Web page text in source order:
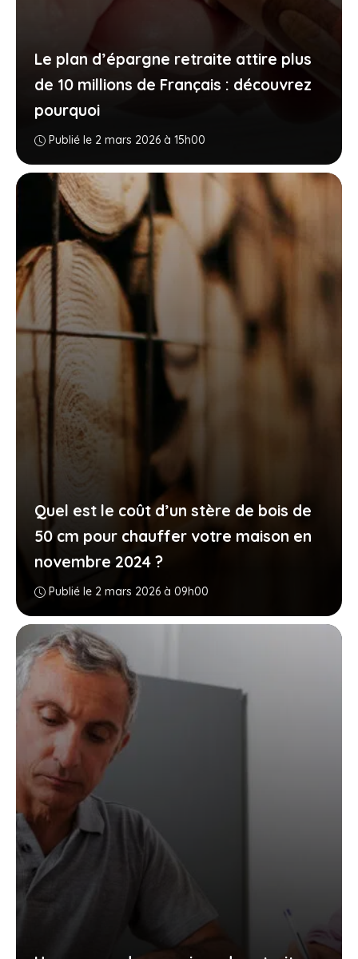
Le plan d’épargne retraite attire plus
de 10 millions de Français : découvrez
pourquoi
Publié le 2 mars 2026 à 15h00
Quel est le coût d’un stère de bois de
50 cm pour chauffer votre maison en
novembre 2024 ?
Publié le 2 mars 2026 à 09h00